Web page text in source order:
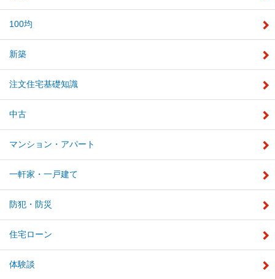
100均
新築
注文住宅基礎知識
中古
マンション・アパート
一軒家・一戸建て
防犯・防災
住宅ローン
体験談